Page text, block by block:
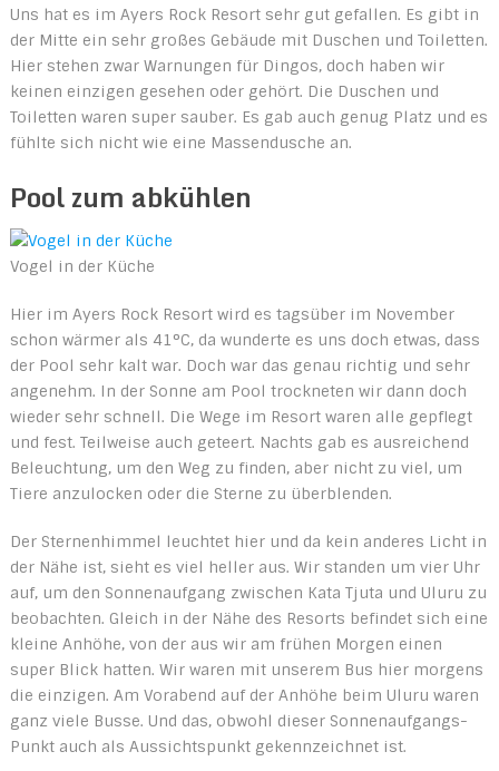
Uns hat es im Ayers Rock Resort sehr gut gefallen. Es gibt in
der Mitte ein sehr großes Gebäude mit Duschen und Toiletten.
Hier stehen zwar Warnungen für Dingos, doch haben wir
keinen einzigen gesehen oder gehört. Die Duschen und
Toiletten waren super sauber. Es gab auch genug Platz und es
fühlte sich nicht wie eine Massendusche an.
Pool zum abkühlen
Vogel in der Küche
Hier im Ayers Rock Resort wird es tagsüber im November
schon wärmer als 41°C, da wunderte es uns doch etwas, dass
der Pool sehr kalt war. Doch war das genau richtig und sehr
angenehm. In der Sonne am Pool trockneten wir dann doch
wieder sehr schnell. Die Wege im Resort waren alle gepflegt
und fest. Teilweise auch geteert. Nachts gab es ausreichend
Beleuchtung, um den Weg zu finden, aber nicht zu viel, um
Tiere anzulocken oder die Sterne zu überblenden.
Der Sternenhimmel leuchtet hier und da kein anderes Licht in
der Nähe ist, sieht es viel heller aus. Wir standen um vier Uhr
auf, um den Sonnenaufgang zwischen Kata Tjuta und Uluru zu
beobachten. Gleich in der Nähe des Resorts befindet sich eine
kleine Anhöhe, von der aus wir am frühen Morgen einen
super Blick hatten. Wir waren mit unserem Bus hier morgens
die einzigen. Am Vorabend auf der Anhöhe beim Uluru waren
ganz viele Busse. Und das, obwohl dieser Sonnenaufgangs-
Punkt auch als Aussichtspunkt gekennzeichnet ist.